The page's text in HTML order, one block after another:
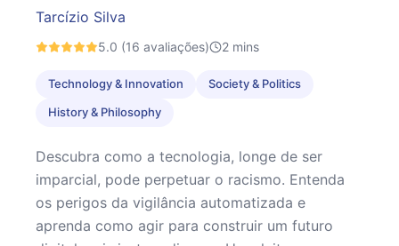
Tarcízio Silva
5.0 (16 avaliações) 2 mins
Technology & Innovation
Society & Politics
History & Philosophy
Descubra como a tecnologia, longe de ser
imparcial, pode perpetuar o racismo. Entenda
os perigos da vigilância automatizada e
aprenda como agir para construir um futuro